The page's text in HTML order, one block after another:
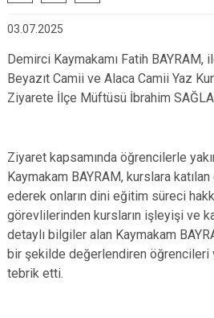
Gördes
Kırkağaç
03.07.2025
Demirci Kaymakamı Fatih
Beyazıt Camii ve Alaca Camii Yaz
Ziyarete İlçe Müftüsü İbrahim
Ziyaret kapsamında öğrencilerle
Kaymakam BAYRAM, kurslara
ederek onların dini eğitim süreci
görevlilerinden kursların işleyişi ve
detaylı bilgiler alan Kaymakam
bir şekilde değerlendiren öğrencileri
tebrik etti.